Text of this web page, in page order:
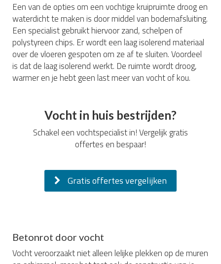
Een van de opties om een vochtige kruipruimte droog en
waterdicht te maken is door middel van bodemafsluiting.
Een specialist gebruikt hiervoor zand, schelpen of
polystyreen chips. Er wordt een laag isolerend materiaal
over de vloeren gespoten om ze af te sluiten. Voordeel
is dat de laag isolerend werkt. De ruimte wordt droog,
warmer en je hebt geen last meer van vocht of kou.
Vocht in huis bestrijden?
Schakel een vochtspecialist in! Vergelijk gratis
offertes en bespaar!
Gratis offertes vergelijken
Betonrot door vocht
Vocht veroorzaakt niet alleen lelijke plekken op de muren